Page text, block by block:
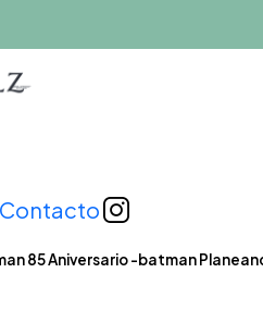
Contacto
85 Aniversario -batman